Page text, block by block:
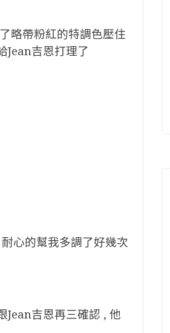
略帶粉紅的特調色壓住
Jean吉恩打理了
心的幫我多調了好幾次
Jean吉恩再三確認 , 他